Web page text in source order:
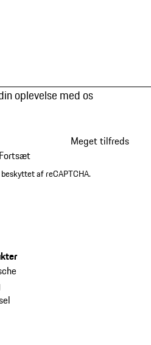
oplevelse med os
Meget tilfreds
Fortsæt
af reCAPTCHA.